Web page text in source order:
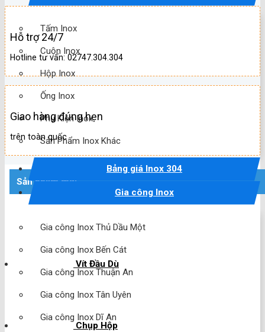
Tấm Inox
Cuộn Inox
Hộp Inox
Ống Inox
Phụ Kiện Inox
Sản Phẩm Inox Khác
Bảng giá Inox 304
Gia công Inox
Gia công Inox Thủ Dầu Một
Gia công Inox Bến Cát
Gia công Inox Thuận An
Gia công Inox Tân Uyên
Gia công Inox Dĩ An
Hỗ trợ 24/7
Hotline tư vấn: 02747.304.304
Giao hàng đúng hẹn
trên toàn quốc
Sản phẩm mới
Vít Đầu Dù
Chụp Hộp